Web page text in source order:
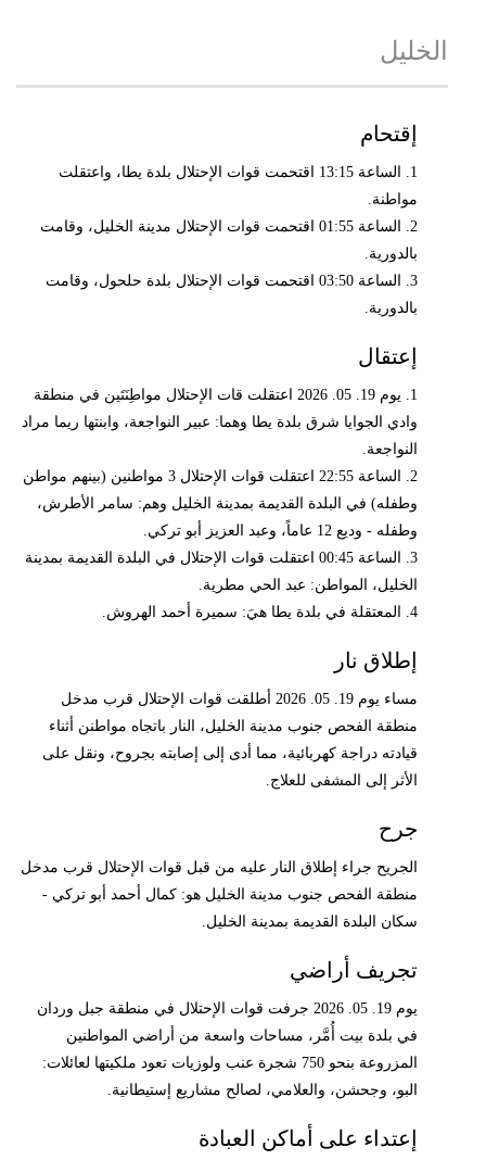
الخليل
إقتحام
1. الساعة 13:15 اقتحمت قوات الإحتلال بلدة يطا، واعتقلت
مواطنة.
2. الساعة 01:55 اقتحمت قوات الإحتلال مدينة الخليل، وقامت
بالدورية.
3. الساعة 03:50 اقتحمت قوات الإحتلال بلدة حلحول، وقامت
بالدورية.
إعتقال
1. يوم 19. 05. 2026 اعتقلت قات الإحتلال مواطِنَتَين في منطقة
وادي الجوايا شرق بلدة يطا وهما: عبير النواجعة، وابنتها ريما مراد
النواجعة.
2. الساعة 22:55 اعتقلت قوات الإحتلال 3 مواطنين (بينهم مواطن
وطفله) في البلدة القديمة بمدينة الخليل وهم: سامر الأطرش،
وطفله - وديع 12 عاماً، وعبد العزيز أبو تركي.
3. الساعة 00:45 اعتقلت قوات الإحتلال في البلدة القديمة بمدينة
الخليل، المواطن: عبد الحي مطرية.
4. المعتقلة في بلدة يطا هيَ: سميرة أحمد الهروش.
إطلاق نار
مساء يوم 19. 05. 2026 أطلقت قوات الإحتلال قرب مدخل
منطقة الفحص جنوب مدينة الخليل، النار باتجاه مواطنن أثناء
قيادته دراجة كهربائية، مما أدى إلى إصابته بجروح، ونقل على
الأثر إلى المشفى للعلاج.
جرح
الجريح جراء إطلاق النار عليه من قبل قوات الإحتلال قرب مدخل
منطقة الفحص جنوب مدينة الخليل هو: كمال أحمد أبو تركي -
سكان البلدة القديمة بمدينة الخليل.
تجريف أراضي
يوم 19. 05. 2026 جرفت قوات الإحتلال في منطقة جبل وردان
في بلدة بيت أُمَّر، مساحات واسعة من أراضي المواطنين
المزروعة بنحو 750 شجرة عنب ولوزيات تعود ملكيتها لعائلات:
البو، وجحشن، والعلامي، لصالح مشاريع إستيطانية.
إعتداء على أماكن العبادة